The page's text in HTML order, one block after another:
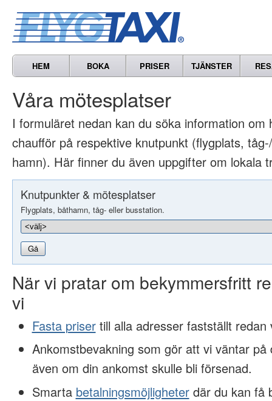
HEM BOKA PRISER TJÄNSTER
Våra mötesplatser
I formuläret nedan kan du söka information om
chaufför på respektive knutpunkt (flygplats,
hamn). Här finner du även uppgifter om lokala
Knutpunkter & mötesplatser
Flygplats, båthamn, tåg- eller busstation.
Gå
När vi pratar om bekymmersfritt
vi
Fasta prisertill alla adresser fastställt redan
Ankomstbevakning som gör att vi väntar på
även om din ankomst skulle bli försenad.
Smarta betalningsmöjligheterdär du kan få